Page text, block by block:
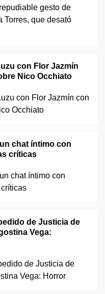
con Flor Jazmín
Nico Occhiato
chat íntimo con
críticas
de Justicia de
Vega: